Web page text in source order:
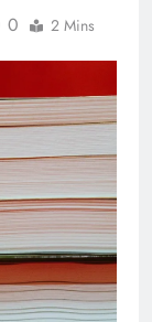
0 2 Mins